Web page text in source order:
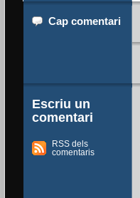
Cap comentari
Escriu un
comentari
RSS dels
comentaris